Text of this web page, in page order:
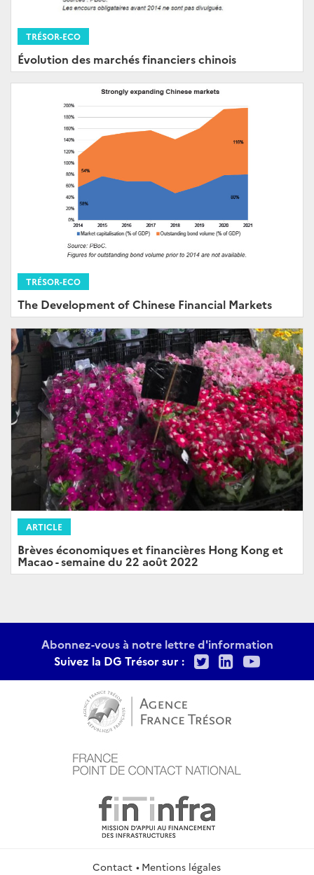
TRÉSOR-ECO
Évolution des marchés financiers chinois
TRÉSOR-ECO
The Development of Chinese Financial Markets
ARTICLE
Brèves économiques et financières Hong Kong et
Macao - semaine du 22 août 2022
Abonnez-vous à notre lettre d'information
Suivez la DG Trésor sur :
TwitterLinkedIn
Contact
Mentions légales